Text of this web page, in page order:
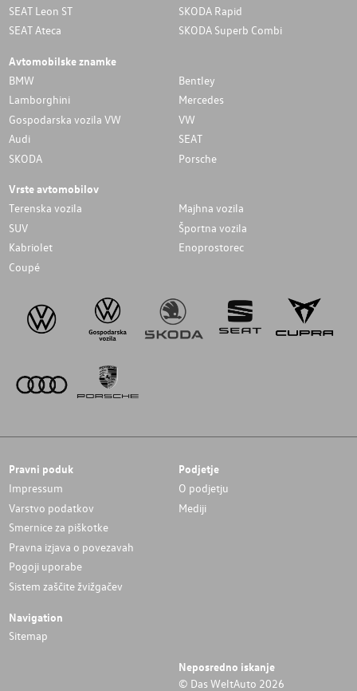
SEAT Leon ST
SEAT Ateca
SKODA Rapid
SKODA Superb Combi
Avtomobilske znamke
BMW
Bentley
Lamborghini
Mercedes
Gospodarska vozila VW
VW
Audi
SEAT
SKODA
Porsche
Vrste avtomobilov
Terenska vozila
Majhna vozila
SUV
Športna vozila
Kabriolet
Enoprostorec
Coupé
Pravni poduk
Impressum
Varstvo podatkov
Smernice za piškotke
Pravna izjava o povezavah
Pogoji uporabe
Sistem zaščite žvižgačev
Podjetje
O podjetju
Mediji
Navigation
Sitemap
Neposredno iskanje
© Das WeltAuto 2026